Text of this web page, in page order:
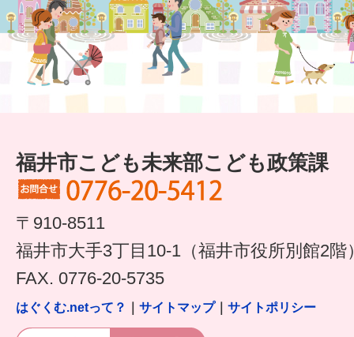
福井市こども未来部こども政策課
〒910-8511
福井市大手3丁目10-1（福井市役所別館2階
FAX. 0776-20-5735
はぐくむ.netって？ サイトマップ｜ サイトポリシー
お出かけ情報
病気・けが 基本情報
パパもママも子育て
ソーシャルメディア
すまいるサポート行事案内